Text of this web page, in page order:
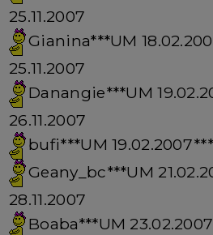
25.11.2007
Gianina***UM
25.11.2007
Danangie***UM
26.11.2007
bufi***UM
Geany_bc***UM
28.11.2007
Boaba***UM